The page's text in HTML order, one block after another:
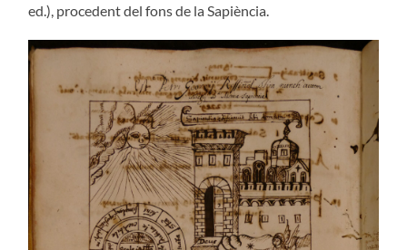
ed.), procedent del fons de la Sapiència.